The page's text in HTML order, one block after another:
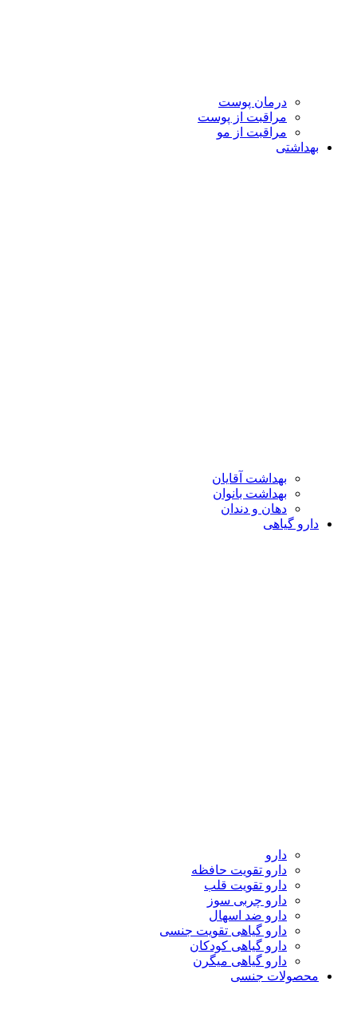
درمان پوست
مراقبت از پوست
مراقبت از مو
بهداشتی
بهداشت آقایان
بهداشت بانوان
دهان و دندان
دارو گیاهی
دارو
دارو تقویت حافظه
دارو تقویت قلب
دارو چربی سوز
دارو ضد اسهال
دارو گیاهی تقویت جنسی
دارو گیاهی کودکان
دارو گیاهی میگرن
محصولات جنسی